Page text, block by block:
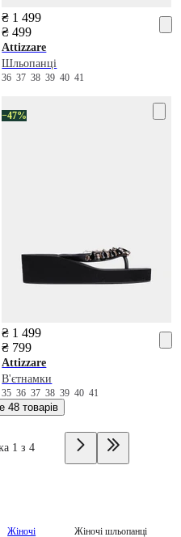
₴ 1 499
₴ 499
Attizzare
Шльопанці
363738394041
−47%
₴ 1 499
₴ 799
Attizzare
В'єтнамки
35363738394041
48 товарів
1 з 4
Жіночі
Жіночі шльопанці